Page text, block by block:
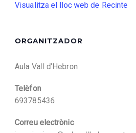
Visualitza el lloc web de Recinte
ORGANITZADOR
Aula Vall d’Hebron
Telèfon
693785436
Correu electrònic